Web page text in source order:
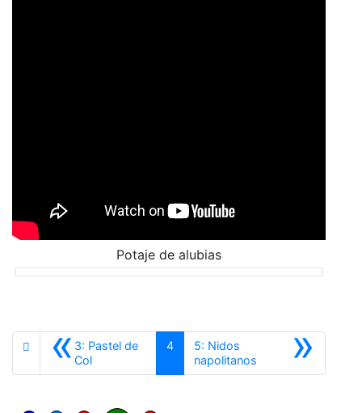
Potaje de alubias
«3: Pastel de
ColAnterior
4 »
5: Nidos
napolitanos Siguiente